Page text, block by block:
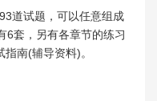
道试题，可以任意组成
6套，另有各章节的练习
南(辅导资料)。